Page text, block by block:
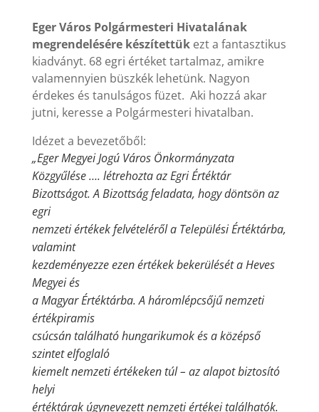
Eger Város Polgármesteri Hivatalának
megrendelésére készítettükezt a fantasztikus
kiadványt. 68 egri értéket tartalmaz, amikre
valamennyien büszkék lehetünk. Nagyon
érdekes és tanulságos füzet. Aki hozzá akar
jutni, keresse a Polgármesteri hivatalban.
Idézet a bevezetőből:
„Eger Megyei Jogú Város Önkormányzata
Közgyűlése …. létrehozta az Egri Értéktár
Bizottságot. A Bizottság feladata, hogy döntsön az
egri
nemzeti értékek felvételéről a Települési Értéktárba,
valamint
kezdeményezze ezen értékek bekerülését a Heves
Megyei és
a Magyar Értéktárba. A háromlépcsőjű nemzeti
értékpiramis
csúcsán található hungarikumok és a középső
szintet elfoglaló
kiemelt nemzeti értékeken túl – az alapot biztosító
helyi
értéktárak úgynevezett nemzeti értékei találhatók.